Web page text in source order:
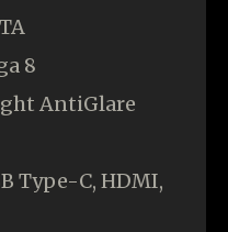
8
AntiGlare
Type-C, HDMI,